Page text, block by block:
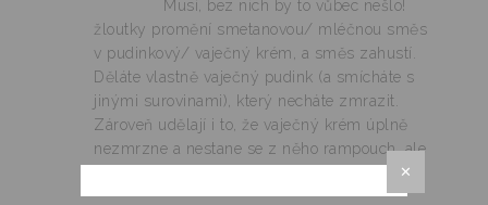
Musí, bez nich by to vůbec nešlo!
žloutky promění smetanovou/ mléčnou směs
v pudinkový/ vaječný krém, a směs zahustí.
Děláte vlastně vaječný pudink (a smícháte s
jinými surovinami), který necháte zmrazit.
Zároveň udělají i to, že vaječný krém úplně
nezmrzne a nestane se z něho rampouch, ale
✕